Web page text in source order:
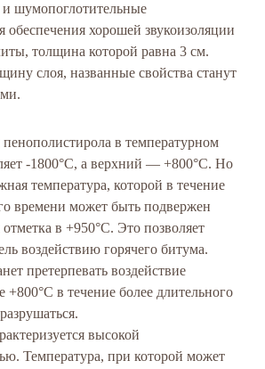
и шумопоглотительные
обеспечения хорошей звукоизоляции
толщина которой равна 3 см.
слоя, названные свойства станут
в температурном
-1800°С, а верхний — +800°С. Но
температура, которой в течение
времени может быть подвержен
отметка в +950°С. Это позволяет
воздействию горячего битума.
претерпевать воздействие
+800°С в течение более длительного
высокой
Температура, при которой может